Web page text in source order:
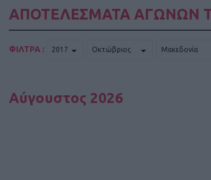
ΑΠΟΤΕΛΕΣΜΑΤΑ ΑΓΩΝΩΝ
ΦΙΛΤΡΑ :
Αύγουστος 2026